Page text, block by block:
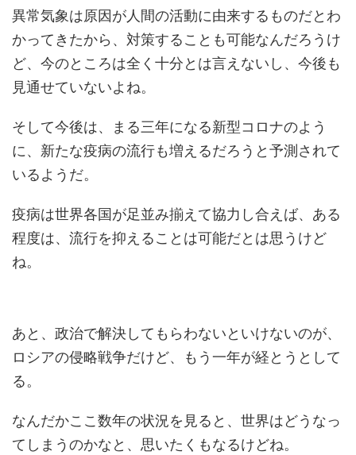
異常気象は原因が人間の活動に由来するものだとわ
かってきたから、対策することも可能なんだろうけ
ど、今のところは全く十分とは言えないし、今後も
見通せていないよね。
そして今後は、まる三年になる新型コロナのよう
に、新たな疫病の流行も増えるだろうと予測されて
いるようだ。
疫病は世界各国が足並み揃えて協力し合えば、ある
程度は、流行を抑えることは可能だとは思うけど
ね。
あと、政治で解決してもらわないといけないのが、
ロシアの侵略戦争だけど、もう一年が経とうとして
る。
なんだかここ数年の状況を見ると、世界はどうなっ
てしまうのかなと、思いたくもなるけどね。